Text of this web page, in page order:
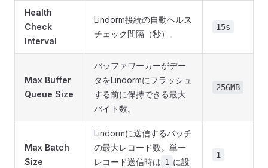
Health
Check
Interval
Lindorm接続の自動ヘルス
チェック間隔（秒）。
15s
Max Buffer
Queue Size
バッファワーカーがデー
タをLindormにフラッシュ
する前に保持できる最大
バイト数。
256MB
Max Batch
Size
Lindormに送信するバッチ
の最大レコード数。単一
レコード送信時は 1 に設
1